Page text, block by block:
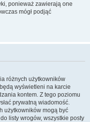
ponieważ zawierają one
mógł podjąć
różnych użytkowników
wyświetleni na karcie
kontem. Z tego poziomu
prywatną wiadomość.
użytkowników mogą być
listy wrogów, wszystkie posty